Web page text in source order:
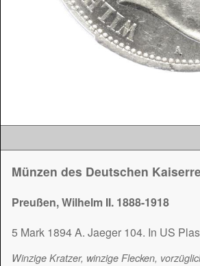
Münzen des Deutschen
Preußen, Wilhelm II. 1888-1918
5 Mark 1894 A. Jaeger 104. In US
Winzige Kratzer, winzige Flecken,